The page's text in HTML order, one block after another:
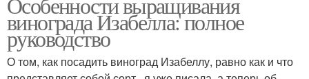
винограда Изабелла: полное
руководство
О том, как посадить виноград Изабеллу, равно как и что